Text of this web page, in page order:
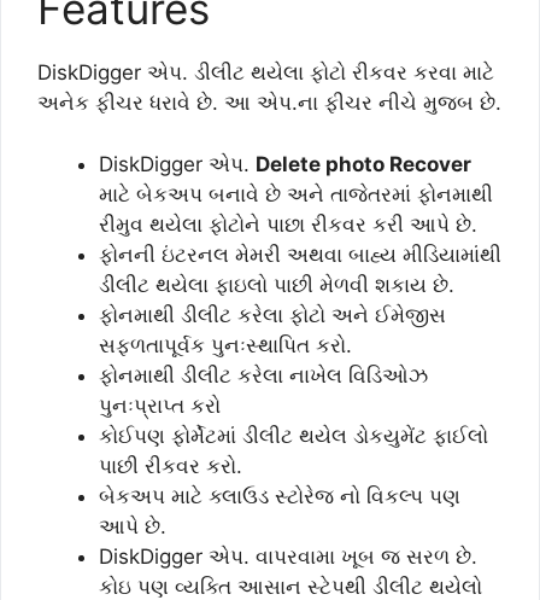
DiskDigger એપ. ડીલીટ થયેલા ફોટો રીકવર કરવા માટે
અનેક ફીચર ધરાવે છે. આ એપ.ના ફીચર નીચે મુજબ છે.
DiskDigger એપ. Delete photo Recover
માટે બેકઅપ બનાવે છે અને તાજેતરમાં ફોનમાથી
રીમુવ થયેલા ફોટોને પાછા રીકવર કરી આપે છે.
ફોનની ઇંટરનલ મેમરી અથવા બાહ્ય મીડિયામાંથી
ડીલીટ થયેલા ફાઇલો પાછી મેળવી શકાય છે.
ફોનમાથી ડીલીટ કરેલા ફોટો અને ઈમેજીસ
સફળતાપૂર્વક પુનઃસ્થાપિત કરો.
ફોનમાથી ડીલીટ કરેલા નાખેલ વિડિઓઝ
પુનઃપ્રાપ્ત કરો
કોઈપણ ફોર્મેટમાં ડીલીટ થયેલ ડોકયુમેંટ ફાઈલો
પાછી રીકવર કરો.
બેકઅપ માટે ક્લાઉડ સ્ટોરેજ નો વિકલ્પ પણ
આપે છે.
DiskDigger એપ. વાપરવામા ખૂબ જ સરળ છે.
કોઇ પણ વ્યક્તિ આસાન સ્ટેપથી ડીલીટ થયેલો